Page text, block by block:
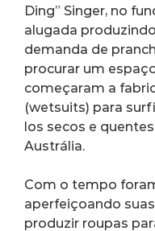
Ding” Singer, no
alugada
demanda de
procurar um
começaram a
(wetsuits) para
los secos e
Austrália.
Com o tempo
aperfeiçoando
produzir roupas